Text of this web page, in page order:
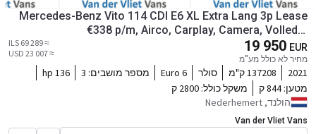
Mercedes-Benz Vito 114 CDI E6 XL Extra Lang 3p Lease
€338 p/m, Airco, Carplay, Camera, Volledig
onderhoudshistorie aanwezig
19 950 EUR
מחיר לא כולל מע"מ
≈ 69 289 ILS
≈ 23 007 USD
2021 137208 ק"מ סולר Euro 6 מספר מושבים: 3
136 hp
מטען:844 ק משקל כולל: 2800 ק
הולנד, Nederhemert
Van der Vliet Vans